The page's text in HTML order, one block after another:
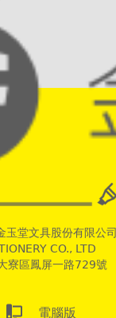
堂文具股份有限公司
CO., LTD
寮區鳳屏一路729號
電腦版